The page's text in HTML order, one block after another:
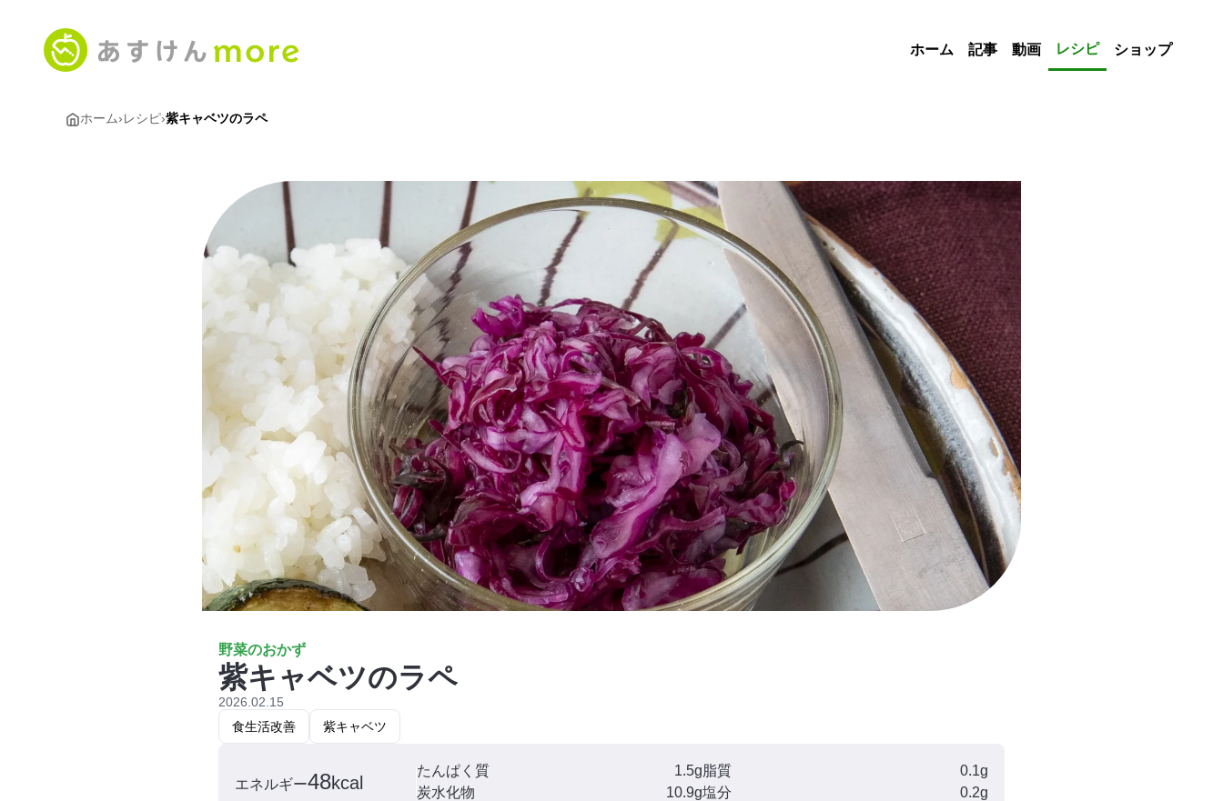
ホーム 記事 動画 レシピ ショップ
ホーム›レシピ›紫キャベツのラペ
野菜のおかず
紫キャベツのラペ
2026.02.15
食生活改善
紫キャベツ
エネルギー48kcal
たんぱく質 1.5g 脂質
0.1g
炭水化物
10.9g塩分 0.2g